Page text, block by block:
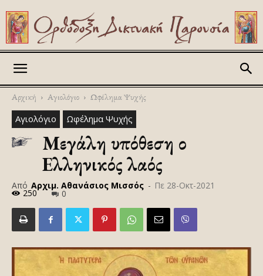
Αρχική Αγιολόγιο Ωφέλημα Ψυχής
Αγιολόγιο Ωφέλημα Ψυχής
Μεγάλη υπόθεση ο
Ελληνικός λαός
Από Αρχιμ. Αθανάσιος Μισσός - Πε 28-Οκτ-2021
250 0